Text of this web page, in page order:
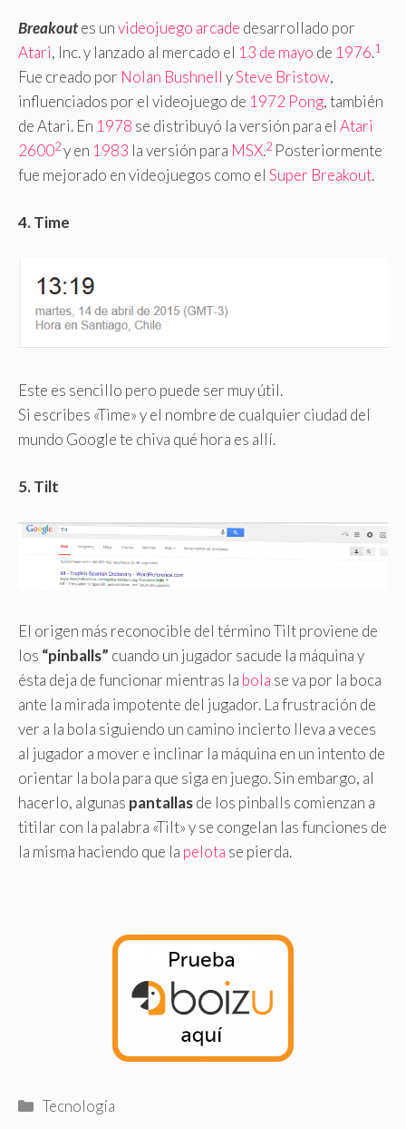
Breakoutes unvideojuego arcade desarrollado por
Atari, Inc. y lanzado al mercado el 13 de mayo de 1976.1
Fue creado por Nolan Bushnell ySteve Bristow,
influenciados por el videojuego de 1972 Pong, también
de Atari. En 1978 se distribuyó la versión para el Atari
26002y en 1983 la versión para MSX.2 Posteriormente
fue mejorado en videojuegos como el Super Breakout.
4. Time
Este es sencillo pero puede ser muy útil.
Si escribes «Time» y el nombre de cualquier ciudad del
mundo Google te chiva qué hora es allí.
5. Tilt
El origen más reconocible del término Tilt proviene de
los “pinballs” cuando un jugador sacude la máquina y
ésta deja de funcionar mientras la bola se va por la boca
ante la mirada impotente del jugador. La frustración de
ver a la bola siguiendo un camino incierto lleva a veces
al jugador a mover e inclinar la máquina en un intento de
orientar la bola para que siga en juego. Sin embargo, al
hacerlo, algunas pantallasde los pinballs comienzan a
titilar con la palabra «Tilt» y se congelan las funciones de
la misma haciendo que la pelota se pierda.
Categorías
Tecnología